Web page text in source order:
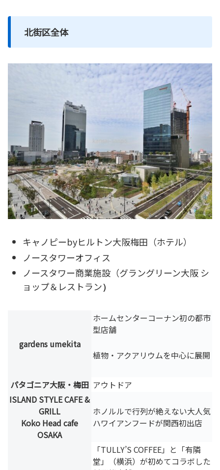
北街区全体
キャノピーbyヒルトン大阪梅田（ホテル）
ノースタワーオフィス
ノースタワー商業施設（グラングリーン大阪 シ
ョップ＆レストラン）
gardens umekita
ホームセンターコーナン初の都市
型店舗
植物・アクアリウムを中心に展開
パタゴニア大阪・梅田 アウトドア
ISLAND STYLE CAFE &
GRILL
Koko Head cafe
OSAKA
ホノルルで行列が絶えない大人気
ハワイアンフードが関西初出店
「TULLY’S COFFEE」と「有隣
堂」（横浜）が初めてコラボした